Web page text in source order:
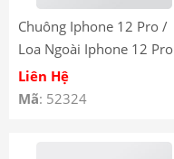
Chuông Iphone 12 Pro /
Loa Ngoài Iphone 12 Pro
Liên Hệ
Mã: 52324